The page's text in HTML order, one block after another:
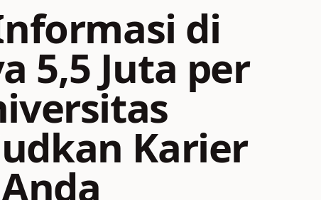
di
5,5 Juta per
Karier